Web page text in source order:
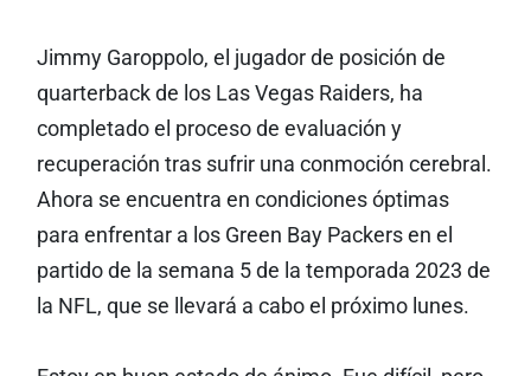
Jimmy Garoppolo, el jugador de posición de
quarterback de los Las Vegas Raiders, ha
completado el proceso de evaluación y
recuperación tras sufrir una conmoción cerebral.
Ahora se encuentra en condiciones óptimas
para enfrentar a los Green Bay Packers en el
partido de la semana 5 de la temporada 2023 de
la NFL, que se llevará a cabo el próximo lunes.